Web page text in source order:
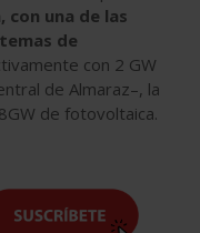
con una de las
de
con 2 GW
de Almaraz–, la
de fotovoltaica.